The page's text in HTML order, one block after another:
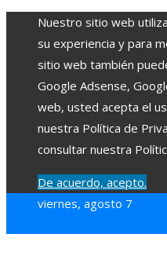
Nuestro sitio web
su experiencia y para
sitio web también
Google Adsense,
web, usted acepta el
nuestra Política de
consultar nuestra
De acuerdo, acepto.
viernes, agosto 7